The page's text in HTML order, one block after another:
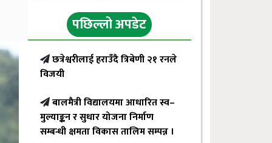
पछिल्लो अपडेट
छत्रेश्वरीलाई हराउँदै त्रिबेणी २१ रनले
विजयी
बालमैत्री विद्यालयमा आधारित स्व–
मुल्याङ्कन र सुधार योजना निर्माण
सम्बन्धी क्षमता विकास तालिम सम्पन्न ।